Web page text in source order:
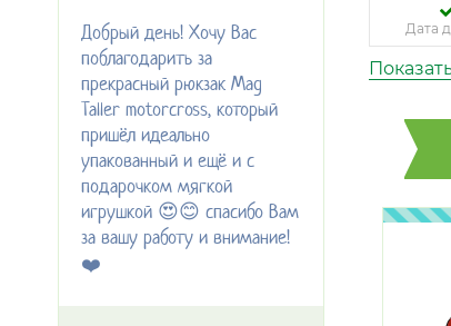
Добрый день! Хочу Вас
поблагодарить за
прекрасный рюкзак Mag
Taller motorcross, который
пришёл идеально
упакованный и ещё и с
подарочком мягкой
игрушкой 😍😊 спасибо Вам
за вашу работу и внимание!
❤️
Дата